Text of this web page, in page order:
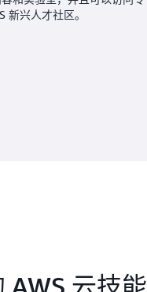
新兴人才社区。
云技能